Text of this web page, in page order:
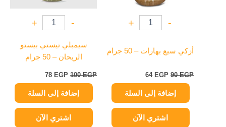
-
+
أزكي سبع بهارات – 50 جرام
90EGP
64 EGP
إضافة إلى السلة
اشتري الآن
-
+
سيمبلي تيستي بيستو
الريحان – 50 جرام
100EGP
78 EGP
إضافة إلى السلة
اشتري الآن